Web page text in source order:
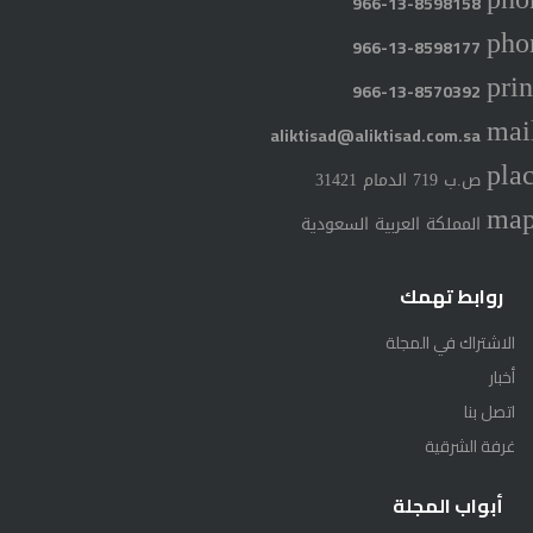
966-13-8598177
966-13-8570392
aliktisad@aliktisad.com.sa
ص.ب 719 الدمام 31421
المملكة العربية السعودية
روابط تهمك
الاشتراك في المجلة
أخبار
اتصل بنا
غرفة الشرقية
أبواب المجلة